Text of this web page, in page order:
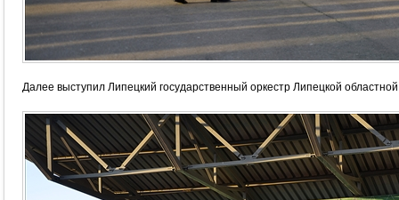
Далее выступил Липецкий государственный оркестр Липецкой